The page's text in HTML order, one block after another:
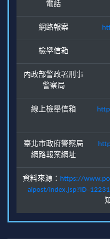
電話
網路報案
檢舉信箱
內政部警政署刑事
警察局
線上檢舉信箱
臺北市政府警察局
網路報案網址
資料來源： https://
alpost/